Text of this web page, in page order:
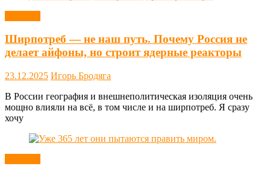
Ширпотреб — не наш путь. Почему Россия не
делает айфоны, но строит ядерные реакторы
23.12.2025 Игорь Бродяга
В России география и внешнеполитическая изоляция очень
мощно влияли на всё, в том числе и на ширпотреб. Я сразу
хочу